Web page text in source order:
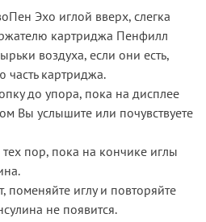
Эхо иглой вверх, слегка
картриджа Пенфилл
воздуха, если они есть,
часть картриджа.
до упора, пока на дисплее
Вы услышите или почувствуете
пор, пока на кончике иглы
поменяйте иглу и повторяйте
не появится.